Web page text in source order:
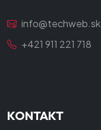
info@techweb.sk
+421 911 221 718
KONTAKT